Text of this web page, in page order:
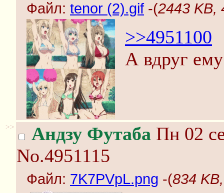
Файл: tenor (2).gif -(2443 KB,
>>4951100
А вдруг
>> Андзу Футаба Пн 02
No.4951115
Файл: 7K7PVpL.png -(834